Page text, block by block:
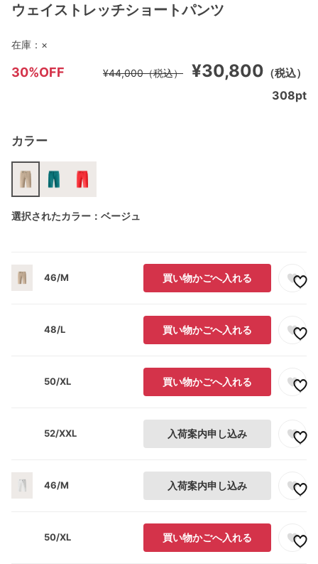
ウェイストレッチショートパンツ
30%OFF ¥30,800 （税込）
¥44,000（税込）
カラー
選択されたカラー：ベージュ
46/M 買い物かごへ入れる
48/L 買い物かごへ入れる
50/XL 買い物かごへ入れる
52/XXL 入荷案内申し込み
46/M 入荷案内申し込み
50/XL 買い物かごへ入れる
在庫： ×
308pt